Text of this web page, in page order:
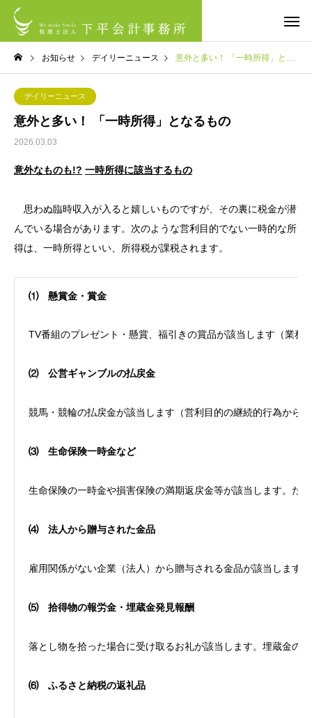
お知らせ デイリーニュース 意外と多い！ 「一時所得」となるもの
デイリーニュース
意外と多い！ 「一時所得」となるもの
2026.03.03
意外なものも!? 一時所得に該当するもの
思わぬ臨時収入が入ると嬉しいものですが、その裏に税金が潜
んでいる場合があります。次のような営利目的でない一時的な所
得は、一時所得といい、所得税が課税されます。
⑴ 懸賞金・賞金
TV番組のプレゼント・懸賞、福引きの賞品が該当します（業務
⑵ 公営ギャンブルの払戻金
競馬・競輪の払戻金が該当します（営利目的の継続的行為から
⑶ 生命保険一時金など
生命保険の一時金や損害保険の満期返戻金等が該当します。た
⑷ 法人から贈与された金品
雇用関係がない企業（法人）から贈与される金品が該当します。
⑸ 拾得物の報労金・埋蔵金発見報酬
落とし物を拾った場合に受け取るお礼が該当します。埋蔵金の
⑹ ふるさと納税の返礼品